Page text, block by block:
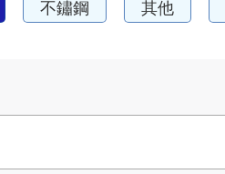
不鏽鋼 其他